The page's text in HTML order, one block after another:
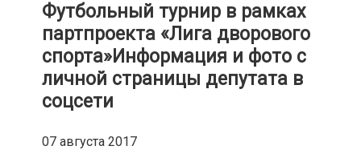
Футбольный турнир в рамках
партпроекта «Лига дворового
спорта»Информация и фото с
личной страницы депутата в
соцсети
07 августа 2017